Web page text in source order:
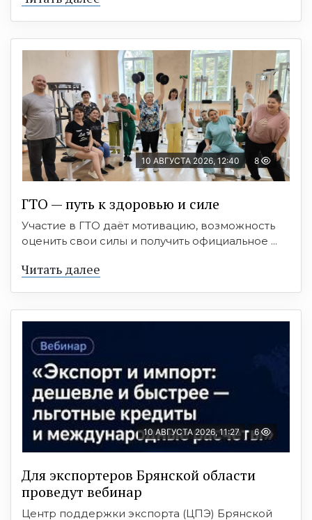
10 АВГУСТА 2026, 12:40 8
ГТО — путь к здоровью и силе
Участие в ГТО даёт мотивацию, возможность
оценить свои силы и получить официальное ...
Читать далее
10 АВГУСТА 2026, 11:27 6
Для экспортеров Брянской области
проведут вебинар
Центр поддержки экспорта (ЦПЭ) Брянской